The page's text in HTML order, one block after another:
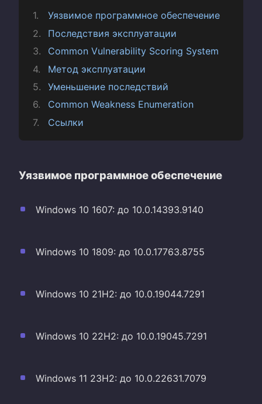
Уязвимое программное обеспечение
Последствия эксплуатации
Common Vulnerability Scoring System
Метод эксплуатации
Уменьшение последствий
Common Weakness Enumeration
Ссылки
Уязвимое программное обеспечение
Windows 10 1607: до 10.0.14393.9140
Windows 10 1809: до 10.0.17763.8755
Windows 10 21H2: до 10.0.19044.7291
Windows 10 22H2: до 10.0.19045.7291
Windows 11 23H2: до 10.0.22631.7079